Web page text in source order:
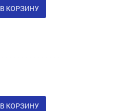
В КОРЗИНУ
В КОРЗИНУ